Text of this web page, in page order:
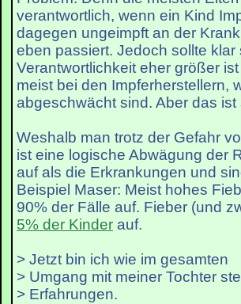
verantwortlich, wenn ein Kind
dagegen ungeimpft an der
eben passiert. Jedoch sollte
Verantwortlichkeit eher größer
meist bei den Impferherstellern,
abgeschwächt sind. Aber das ist
Weshalb man trotz der Gefahr
ist eine logische Abwägung der
auf als die Erkrankungen und
Beispiel Maser: Meist hohes
90% der Fälle auf. Fieber (und
5% der Kinder auf.
> Jetzt bin ich wie im gesamten
> Umgang mit meiner Tochter
> Erfahrungen.